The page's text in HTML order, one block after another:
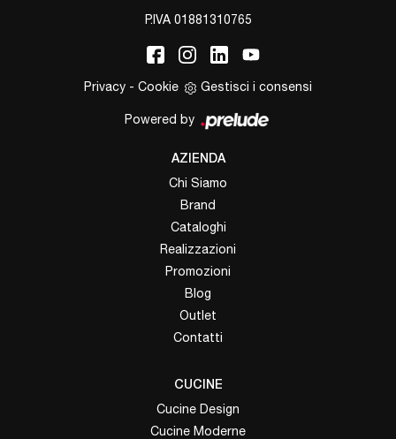
P.IVA 01881310765
Privacy - Cookie Gestisci i consensi
Powered by
AZIENDA
Chi Siamo
Brand
Cataloghi
Realizzazioni
Promozioni
Blog
Outlet
Contatti
CUCINE
Cucine Design
Cucine Moderne